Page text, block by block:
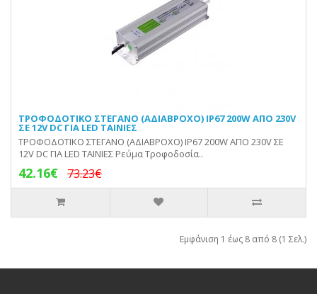
ΤΡΟΦΟΔΟΤΙΚΟ ΣΤΕΓΑΝΟ (ΑΔΙΑΒΡΟΧΟ) IP67 200W ΑΠΟ 230V
ΣΕ 12V DC ΓΙΑ LED ΤΑΙΝΙΕΣ
ΤΡΟΦΟΔΟΤΙΚΟ ΣΤΕΓΑΝΟ (ΑΔΙΑΒΡΟΧΟ) IP67 200W ΑΠΟ 230V ΣΕ
12V DC ΓΙΑ LED ΤΑΙΝΙΕΣ Ρεύμα Τροφοδοσία..
42.16€ 73.23€
Εμφάνιση 1 έως 8 από 8 (1 Σελ.)